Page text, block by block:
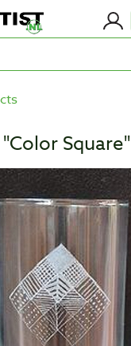
Square"